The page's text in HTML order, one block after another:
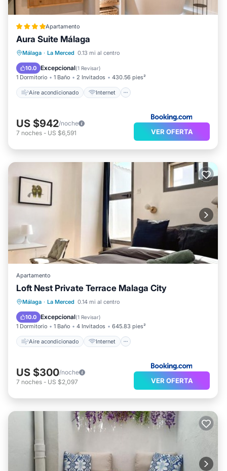
Apartamento
Aura Suite Málaga
Málaga · La Merced 0.13 mi al centro
10.0 Excepcional(1 Revisar)
1 Dormitorio 1 Baño 2 Invitados 430.56 pies²
Aire acondicionado Internet
Aire acondicionado
Apto para niños
US $942/noche
7 noches - US $6,591 VER OFERTA
Apartamento
Loft Nest Private Terrace Malaga City
Málaga · La Merced 0.14 mi al centro
10.0 Excepcional(1 Revisar)
1 Dormitorio 1 Baño 4 Invitados 645.83 pies²
Aire acondicionado Internet
Aire acondicionado
Apto para niños
US $300/noche
7 noches - US $2,097 VER OFERTA